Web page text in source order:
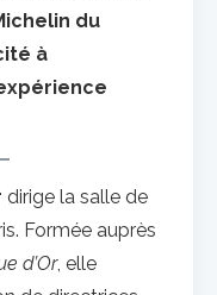
du
à
dirige la salle de
Formée auprès
d’Or, elle